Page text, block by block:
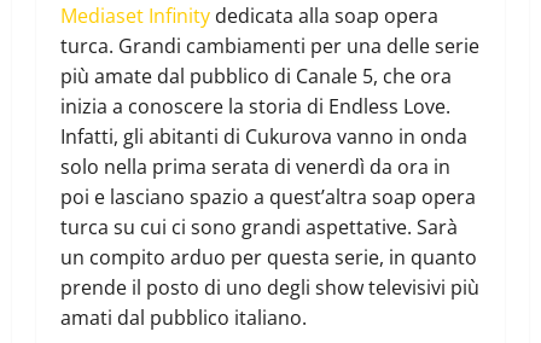
Mediaset Infinity dedicata alla soap opera
turca. Grandi cambiamenti per una delle serie
più amate dal pubblico di Canale 5, che ora
inizia a conoscere la storia di Endless Love.
Infatti, gli abitanti di Cukurova vanno in onda
solo nella prima serata di venerdì da ora in
poi e lasciano spazio a quest’altra soap opera
turca su cui ci sono grandi aspettative. Sarà
un compito arduo per questa serie, in quanto
prende il posto di uno degli show televisivi più
amati dal pubblico italiano.